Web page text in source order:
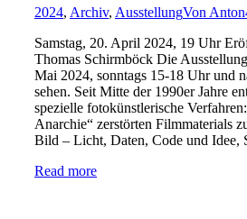
2024, Archiv, AusstellungVon Anton
Samstag, 20. April 2024, 19 Uhr
Thomas Schirmböck Die
Mai 2024, sonntags 15-18 Uhr und
sehen. Seit Mitte der 1990er Jahre
spezielle fotokünstlerische
Anarchie“ zerstörten Filmmaterials
Bild – Licht, Daten, Code und Idee,
Read more